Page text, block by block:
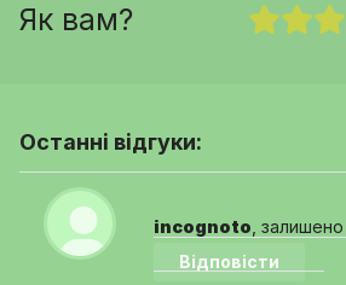
Як вам?
Останні відгуки:
incognoto ,
Відповісти